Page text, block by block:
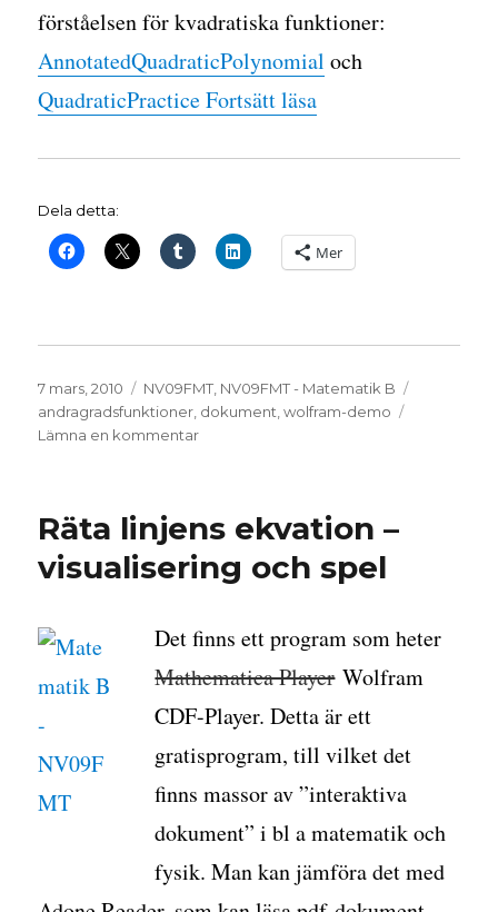
förståelsen för kvadratiska funktioner:
AnnotatedQuadraticPolynomial och
QuadraticPracticeFortsätt läsa”Algebra,
Dela detta:
Mer
Publicerat
den
7 mars, 2010 Kategorier
NV09FMT, NV09FMT - Matematik B
andragradsfunktioner, dokument,wolfram-demo
Lämna en kommentartill
andragradsekvationer
Räta linjens ekvation –
visualisering och spel
Det finns ett program som heter
Mathematica PlayerWolfram
CDF-Player. Detta är ett
gratisprogram, till vilket det
finns massor av ”interaktiva
dokument” i bl a matematik och
fysik. Man kan jämföra det med